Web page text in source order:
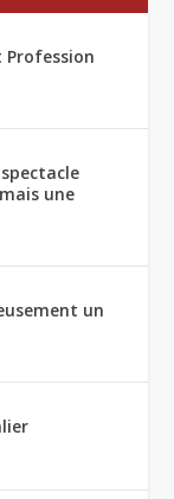
Profession
une
un